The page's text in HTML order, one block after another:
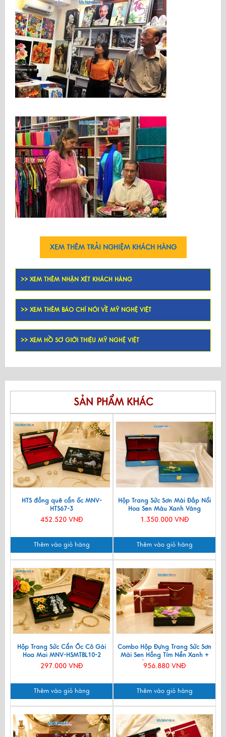
XEM THÊM TRẢI NGHIỆM KHÁCH HÀNG
>> XEM THÊM NHẬN XÉT KHÁCH HÀNG
>> XEM THÊM BÁO CHÍ NÓI VỀ MỸ NGHỆ VIỆT
>> XEM HỒ SƠ GIỚI THIỆU MỸ NGHỆ VIỆT
SẢN PHẨM KHÁC
HTS đồng quê cẩn ốc MNV-
HTS67-3
452.520 VNĐ
Thêm vào giỏ hàng
Hộp Trang Sức Sơn Mài Đắp Nổi
Hoa Sen Màu Xanh Vàng
(12x20cm) HSMDH1220-1
1.350.000 VNĐ
Thêm vào giỏ hàng
Hộp Trang Sức Cẩn Ốc Cô Gái
Hoa Mai MNV-HSMTBL10-2
297.000 VNĐ
Thêm vào giỏ hàng
Combo Hộp Đựng Trang Sức Sơn
Mài Sen Hồng Tím Nền Xanh +
Hộp Ép Kim CBHTSHD04-3
956.880 VNĐ
Thêm vào giỏ hàng